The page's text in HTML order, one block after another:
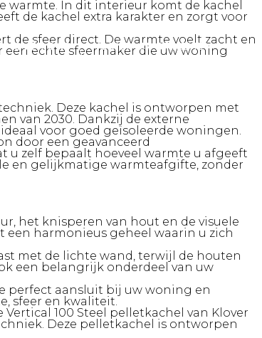
OVER ONS CONTACT OPNEMEN
warmte. In dit interieur komt de kachel
de kachel extra karakter en zorgt voor
de sfeer direct. De warmte voelt zacht en
echte sfeermaker die uw woning
Deze kachel is ontworpen met
van 2030. Dankzij de externe
voor goed geïsoleerde woningen.
door een geavanceerd
u zelf bepaalt hoeveel warmte u afgeeft
en gelijkmatige warmteafgifte, zonder
het knisperen van hout en de visuele
harmonieus geheel waarin u zich
met de lichte wand, terwijl de houten
een belangrijk onderdeel van uw
perfect aansluit bij uw woning en
sfeer en kwaliteit.
100 Steel pelletkachel van Klover
Deze pelletkachel is ontworpen